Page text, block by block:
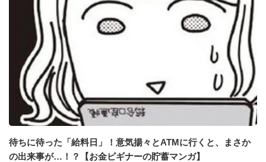
待ちに待った「給料日」！意気揚々とATMに行くと、まさか
の出来事が…！？【お金ビギナーの貯蓄マンガ】